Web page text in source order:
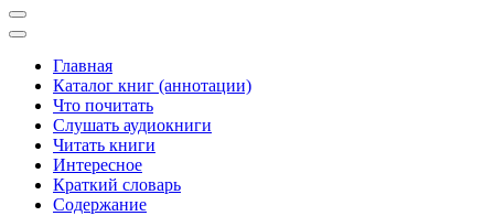
Главная
Каталог книг (аннотации)
Что почитать
Слушать аудиокниги
Читать книги
Интересное
Краткий словарь
Содержание